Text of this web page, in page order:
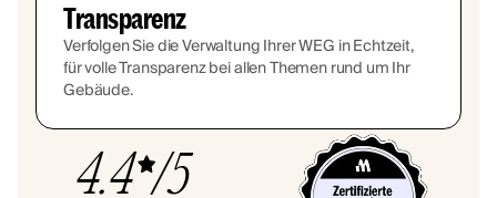
Transparenz
Verfolgen Sie die Verwaltung Ihrer WEG in Echtzeit,
für volle Transparenz bei allen Themen rund um Ihr
Gebäude.
4.4 /5